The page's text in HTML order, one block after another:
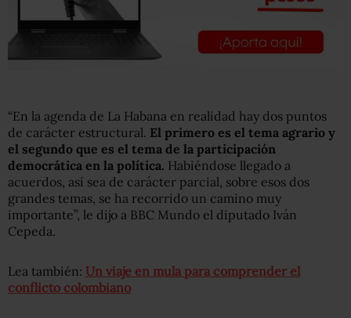
“En la agenda de La Habana en realidad hay dos puntos
de carácter estructural. El primero es el tema agrario y
el segundo que es el tema de la participación
democrática en la política. Habiéndose llegado a
acuerdos, así sea de carácter parcial, sobre esos dos
grandes temas, se ha recorrido un camino muy
importante”, le dijo a BBC Mundo el diputado Iván
Cepeda.
Lea también: Un viaje en mula para comprender el
conflicto colombiano